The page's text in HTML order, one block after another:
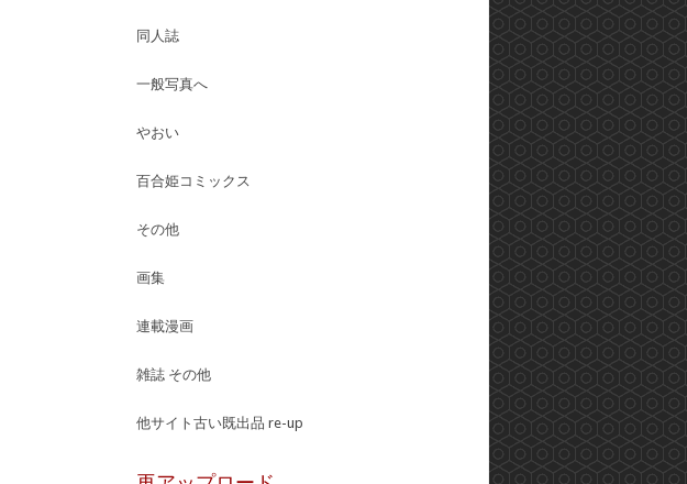
同人誌
一般写真へ
やおい
百合姫コミックス
その他
画集
連載漫画
雑誌 その他
他サイト古い既出品 re-up